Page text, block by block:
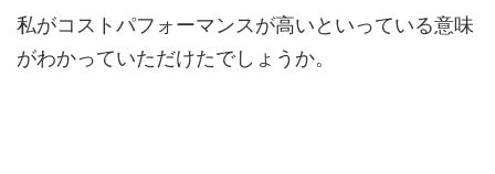
私がコストパフォーマンスが高いといっている意味
がわかっていただけたでしょうか。